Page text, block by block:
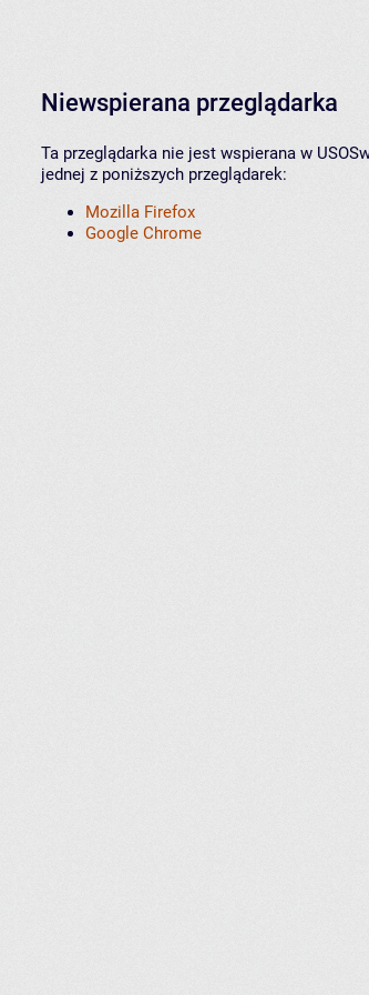
Niewspierana przeglądarka
Ta przeglądarka nie jest wspierana w
jednej z poniższych przeglądarek:
Mozilla Firefox
Google Chrome